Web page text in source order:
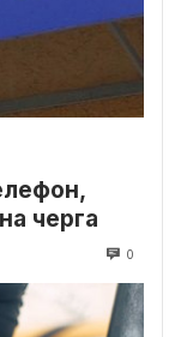
черга
0